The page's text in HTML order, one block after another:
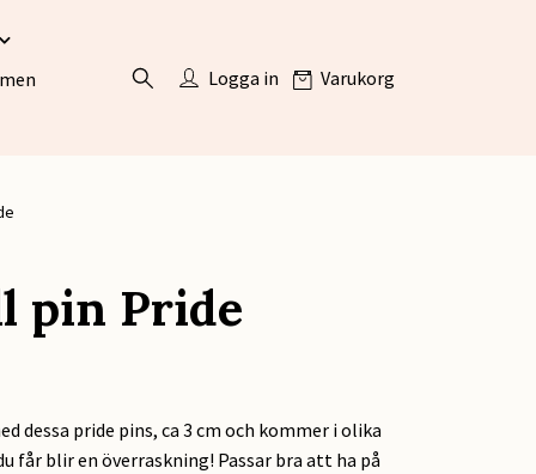
Logga in Varukorg
pin Pride
dessa pride pins, ca 3 cm och kommer i olika
får blir en överraskning! Passar bra att ha på